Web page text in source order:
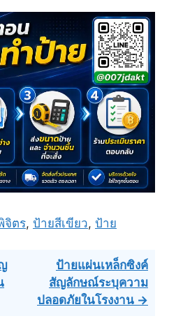
จิตร, ป้ายสีเขียว, ป้าย
ป้ายแผ่นเหล็กซิงค์
สัญลักษณ์ระบุความ
ปลอดภัยในโรงงาน →